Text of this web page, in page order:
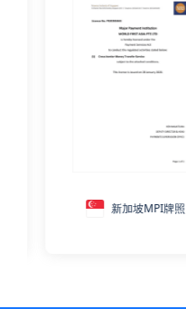
新加坡MPI牌照